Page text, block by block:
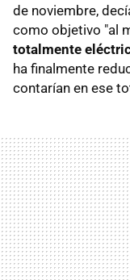
de noviembre,
como objetivo "al
totalmente
ha finalmente
contarían en ese